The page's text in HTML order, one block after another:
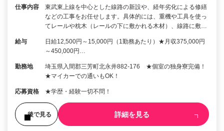
仕事内容
東武東上線を中心とした線路の新設や、経年劣化による修繕
などの工事をお任せします。具体的には、重機や工具を使っ
てレールや枕木（レールの下に敷かれる木材）、線路に敷…
給与
日給12,500円～15,000円（1勤務あたり）★月収375,000円
～450,000円…
勤務地
埼玉県入間郡三芳町北永井882-176 ★個室の独身寮完備！
★マイカーでの通いもOK！
応募資格 ★学歴・経験一切不問！
後で見る 詳細を見る